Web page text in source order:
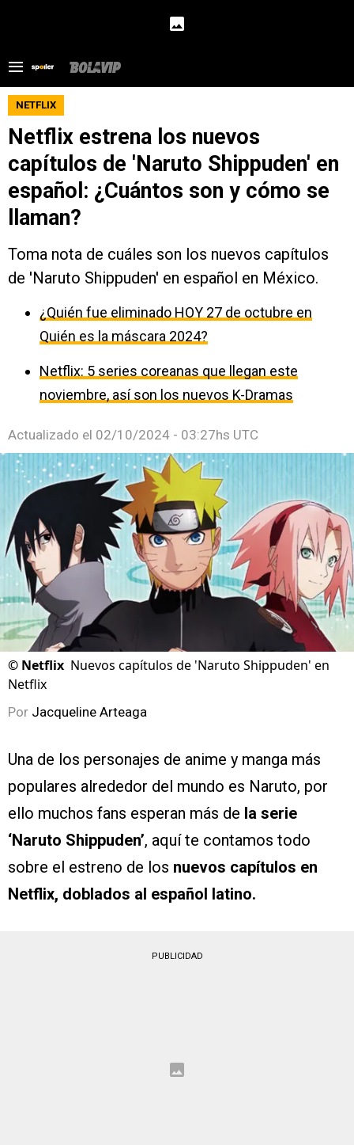
NETFLIX
Netflix estrena los nuevos
capítulos de 'Naruto Shippuden' en
español: ¿Cuántos son y cómo se
llaman?
Toma nota de cuáles son los nuevos capítulos
de 'Naruto Shippuden' en español en México.
¿Quién fue eliminado HOY 27 de octubre en
Quién es la máscara 2024?
Netflix: 5 series coreanas que llegan este
noviembre, así son los nuevos K-Dramas
Actualizado el 02/10/2024 - 03:27hs UTC
© Netflix Nuevos capítulos de 'Naruto Shippuden' en
Netflix
Por Jacqueline Arteaga
Una de los personajes de anime y manga más
populares alrededor del mundo es Naruto, por
ello muchos fans esperan más de la serie
‘Naruto Shippuden’, aquí te contamos todo
sobre el estreno de los nuevos capítulos en
Netflix, doblados al español latino.
PUBLICIDAD